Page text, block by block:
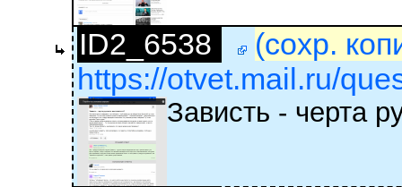
ID2_6538
(сохр.
https://otvet.mail.ru/
Зависть - черта